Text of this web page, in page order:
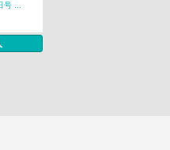
号 ...